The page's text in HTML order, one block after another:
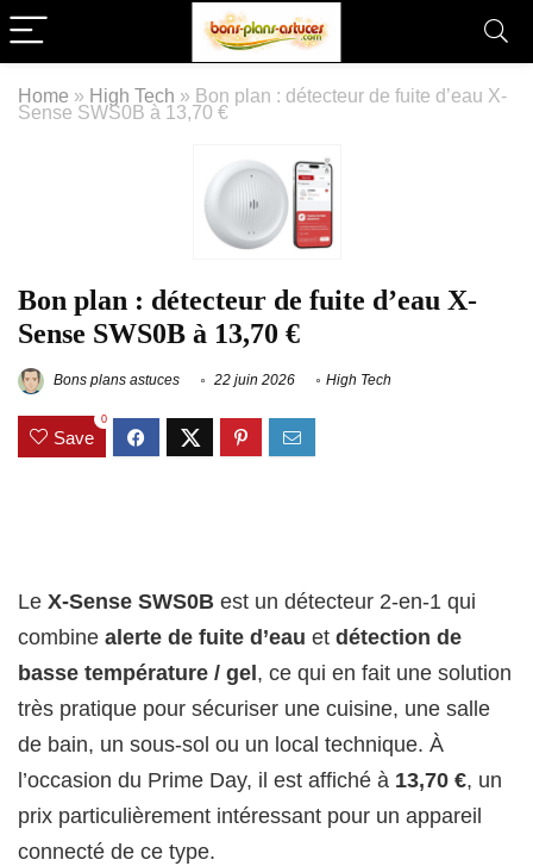
Home » High Tech » Bon plan : détecteur de fuite d’eau X-
Sense SWS0B à 13,70 €
Bon plan : détecteur de fuite d’eau X-
Sense SWS0B à 13,70 €
Bons plans astuces 22 juin 2026 High Tech
Save
0
Le X-Sense SWS0B est un détecteur 2-en-1 qui
combine alerte de fuite d’eau et détection de
basse température / gel , ce qui en fait une solution
très pratique pour sécuriser une cuisine, une salle
de bain, un sous-sol ou un local technique. À
l’occasion du Prime Day, il est affiché à 13,70 €, un
prix particulièrement intéressant pour un appareil
connecté de ce type.